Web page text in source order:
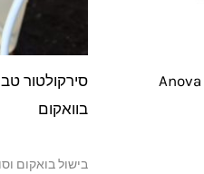
סטנד בישול בואקום סו ויד Anova
בוואקום
בישול בואקום